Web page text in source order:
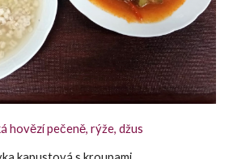
hovězí pečeně, rýže, džus